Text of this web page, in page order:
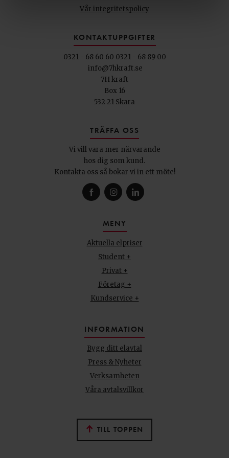
Vår integritetspolicy
KONTAKTUPPGIFTER
0321 - 68 60 60 0321 - 68 89 00
info@7hkraft.se
7H kraft
Box 16
532 21 Skara
TRÄFFA OSS
Vi vill vara mer närvarande
hos dig som kund.
Kontakta oss så bokar vi in ett möte!
MENY
Aktuella elpriser
Student +
Privat +
Företag +
Kundservice +
INFORMATION
Bygg ditt elavtal
Press & Nyheter
Verksamheten
Våra avtalsvillkor
TILL TOPPEN